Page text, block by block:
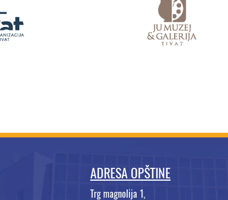
ADRESA OPŠTINE
Trg magnolija 1,